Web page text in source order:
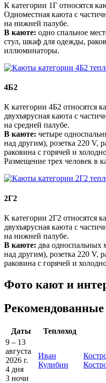
К категории 1Г относятся
Одноместная каюта с
на нижней палубе.
В каюте: одно спальное
стул, шкаф для одежды,
иллюминаторы.
4Б2
К категории 4Б2​ относятся
двухъярусная каюта с
на средней палубе.
В каюте: четыре
над другим), розетка 220 V,
раковина с горячей и
Размещение трех человек в
2Г2
К категории 2Г2 относятся
двухъярусная каюта с
на нижней палубе.
В каюте: два односпальных
над другим), розетка 220 V,
раковина с горячей и
Фото кают и
Даты Теплоход
9 – 13
августа
2026 г.
4 дня
3 ночи
Иван
Кулибин